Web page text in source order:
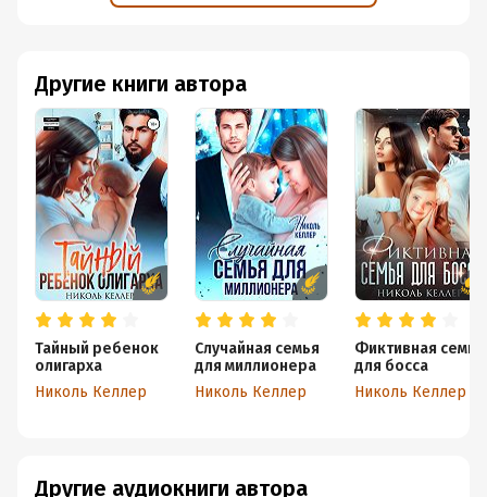
Другие книги автора
Тайный ребенок
олигарха
Николь Келлер
Случайная семья
для миллионера
Николь Келлер
Фиктивная семья
для босса
Николь Келлер
Другие аудиокниги автора